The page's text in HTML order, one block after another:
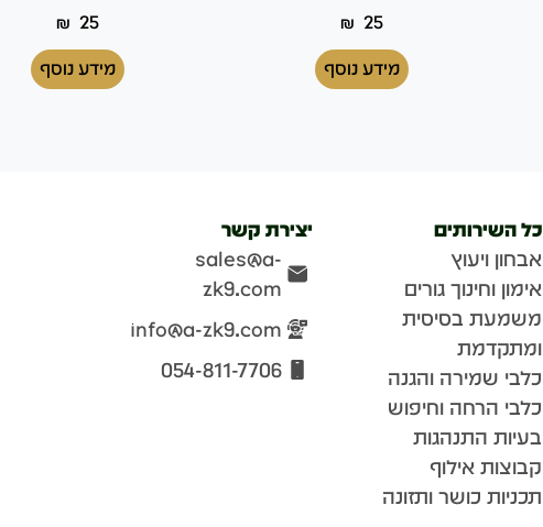
₪ 25
מידע נוסף
₪ 25
מידע נוסף
כל השירותים
אבחון ויעוץ
אימון וחינוך גורים
משמעת בסיסית
ומתקדמת
כלבי שמירה והגנה
כלבי הרחה וחיפוש
בעיות התנהגות
קבוצות אילוף
תכניות כושר ותזונה
יצירת קשר
sales@a-
zk9.com
info@a-zk9.com
054-811-7706